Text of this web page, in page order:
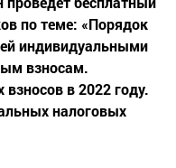
по теме: «Порядок
индивидуальными
взносам.
в 2022 году.
налоговых